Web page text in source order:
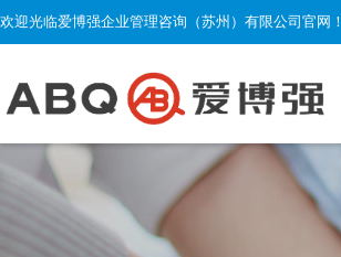
欢迎光临爱博强企业管理咨询（苏州）有限公司官网！